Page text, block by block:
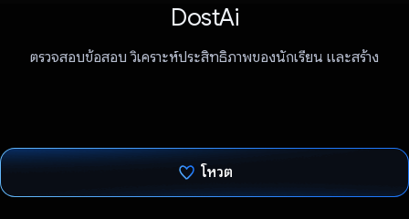
DostAi
ตรวจสอบข้อสอบ วิเคราะห์ประสิทธิภาพของนักเรียน และสร้าง
โหวต